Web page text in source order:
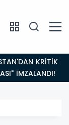
İMZALANDI!